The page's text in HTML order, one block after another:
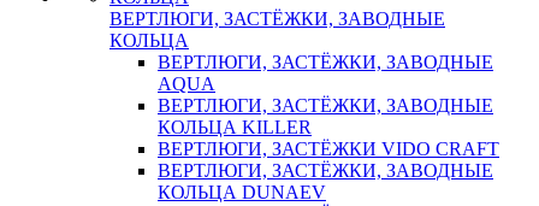
ВЕРТЛЮГИ, ЗАСТЁЖКИ, ЗАВОДНЫЕ
КОЛЬЦА
ВЕРТЛЮГИ, ЗАСТЁЖКИ, ЗАВОДНЫЕ
AQUA
ВЕРТЛЮГИ, ЗАСТЁЖКИ, ЗАВОДНЫЕ
КОЛЬЦА KILLER
ВЕРТЛЮГИ, ЗАСТЁЖКИ VIDO CRAFT
ВЕРТЛЮГИ, ЗАСТЁЖКИ, ЗАВОДНЫЕ
КОЛЬЦА DUNAEV